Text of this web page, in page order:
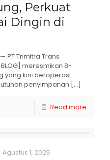
Perkuat
Dingin di
PT Trimitra Trans
meresmikan B-
yang kini beroperasi
penyimpanan […]
Read more
Agustus 1, 2025